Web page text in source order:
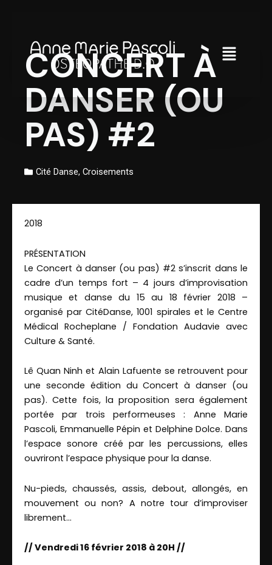
contenu
Menu
CONCERT À
DANSER (OU
PAS) #2
Cité Danse, Croisements
2018
PRÉSENTATION
Le Concert à danser (ou pas) #2 s’inscrit dans le
cadre d’un temps fort – 4 jours d’improvisation
musique et danse du 15 au 18 février 2018 –
organisé par CitéDanse, 1001 spirales et le Centre
Médical Rocheplane / Fondation Audavie avec
Culture & Santé.
Lê Quan Ninh et Alain Lafuente se retrouvent pour
une seconde édition du Concert à danser (ou
pas). Cette fois, la proposition sera également
portée par trois performeuses : Anne Marie
Pascoli, Emmanuelle Pépin et Delphine Dolce. Dans
l’espace sonore créé par les percussions, elles
ouvriront l’espace physique pour la danse.
Nu-pieds, chaussés, assis, debout, allongés, en
mouvement ou non? A notre tour d’improviser
librement…
// Vendredi 16 février 2018 à 20H //